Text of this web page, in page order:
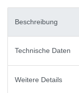
Beschreibung
Technische Daten
Weitere Details